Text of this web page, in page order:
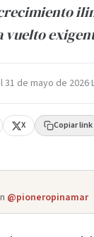
vuelto
31 de mayo de 2026·
X Copiar link
@pioneropinamar